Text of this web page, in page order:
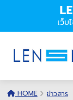
เว็
HOME
ข่าวสาร